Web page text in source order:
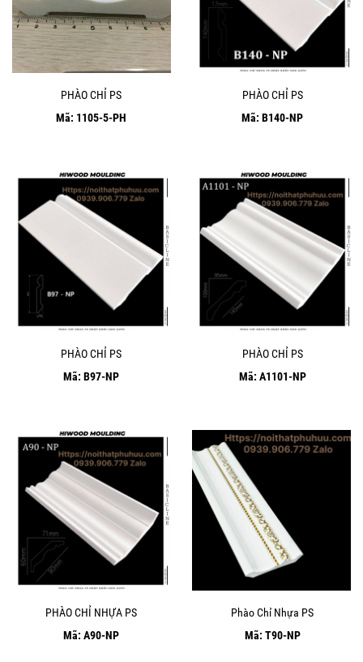
PHÀO CHỈ PS
Mã: 1105-5-PH
PHÀO CHỈ PS
Mã: B140-NP
PHÀO CHỈ PS
Mã: B97-NP
PHÀO CHỈ PS
Mã: A1101-NP
PHÀO CHỈ NHỰA PS
Mã: A90-NP
Phào Chỉ Nhựa PS
Mã: T90-NP